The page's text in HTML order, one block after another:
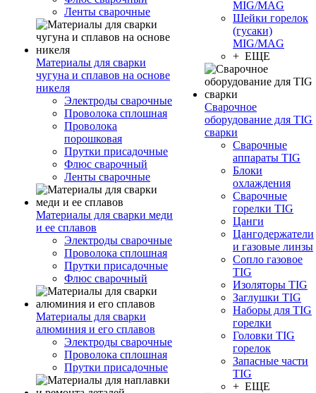
Ленты сварочные
Материалы для сварки
чугуна и сплавов на основе
никеля
Электроды сварочные
Проволока сплошная
Проволока
порошковая
Прутки присадочные
Флюс сварочный
Ленты сварочные
Материалы для сварки меди
и ее сплавов
Электроды сварочные
Проволока сплошная
Прутки присадочные
Флюс сварочный
Материалы для сварки
алюминия и его сплавов
Электроды сварочные
Проволока сплошная
Прутки присадочные
MIG/MAG
Шейки горелок
(гусаки)
MIG/MAG
+ ЕЩЕ
Сварочное
оборудование для TIG
сварки
Сварочные
аппараты TIG
Блоки
охлаждения
Сварочные
горелки TIG
Цанги
Цангодержатели
и газовые линзы
Сопло газовое
TIG
Изоляторы TIG
Заглушки TIG
Наборы для TIG
горелки
Головки TIG
горелок
Запасные части
TIG
+ ЕЩЕ